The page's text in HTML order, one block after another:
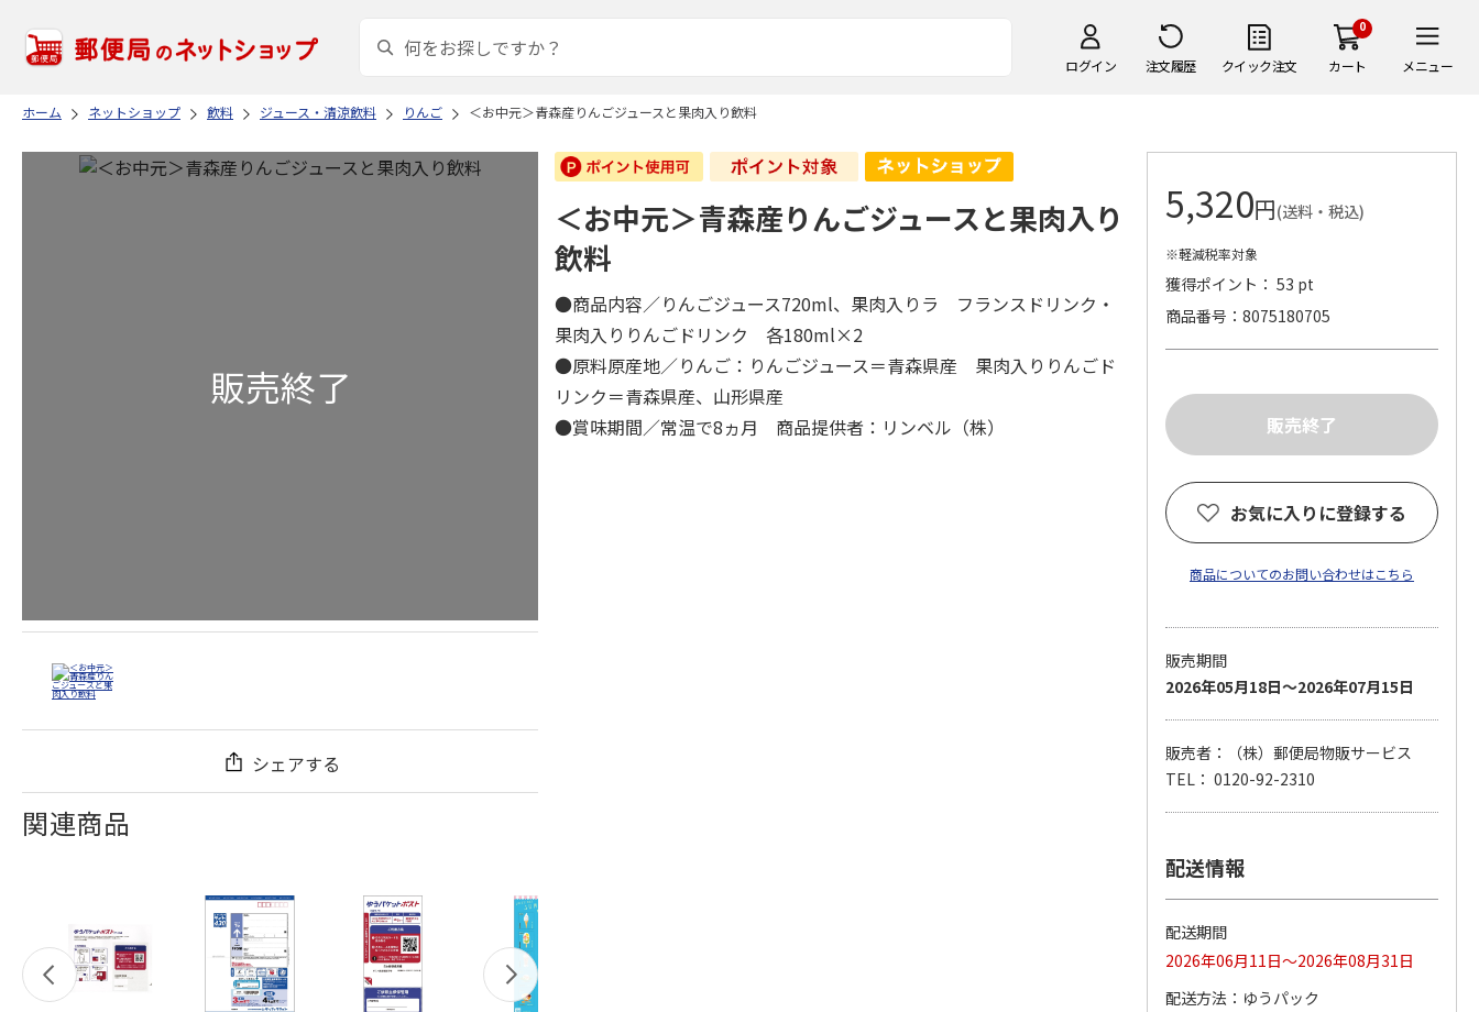
ログイン 注文履歴 クイック注文
0
カート メニュー
ホーム ネットショップ 飲料 ジュース・清涼飲料 りんご ＜お中元＞青森産りんごジュースと果肉入り飲料
シェアする
関連商品
＜お中元＞青森産りんごジュースと果肉入り
飲料
●商品内容／りんごジュース720ml、果肉入りラ フランスドリンク・
果肉入りりんごドリンク 各180ml×2
●原料原産地／りんご：りんごジュース＝青森県産 果肉入りりんごド
リンク＝青森県産、山形県産
●賞味期間／常温で8ヵ月 商品提供者：リンベル（株）
5,320円(送料・税込)
※軽減税率対象
獲得ポイント： 53 pt
商品番号
8075180705
お気に入りに登録する
商品についてのお問い合わせはこちら
販売期間
2026年05月18日～2026年07月15日
販売者：（株）郵便局物販サービス
TEL： 0120-92-2310
配送情報
配送期間
2026年06月11日～2026年08月31日
配送方法
ゆうパック